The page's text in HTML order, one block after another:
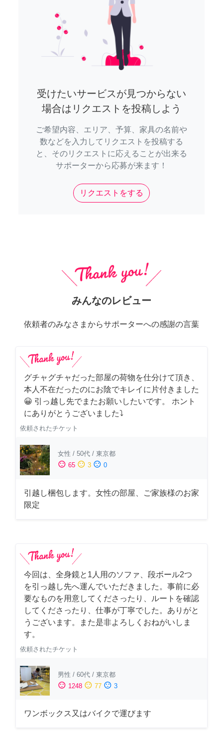
受けたいサービスが見つからない
場合はリクエストを投稿しよう
ご希望内容、エリア、予算、家具の名前や
数などを入力してリクエストを投稿する
と、そのリクエストに応えることが出来る
サポーターから応募が来ます！
リクエストをする
みんなのレビュー
依頼者のみなさまからサポーターへの感謝の言葉
グチャグチャだった部屋の荷物を仕分けて頂き、
本人不在だったのにお陰でキレイに片付きました
😀 引っ越し先でまたお願いしたいです。 ホント
にありがとうございました⤵
依頼されたチケット
女性 / 50代 / 東京都
sentiment_satisfied 65 sentiment_neutral 3 sentiment_dissatisfied 0
引越し梱包します。女性の部屋、ご家族様のお家
限定
今回は、全身鏡と1人用のソファ、段ボール2つ
を引っ越し先へ運んでいただきました。事前に必
要なものを用意してくださったり、ルートを確認
してくださったり、仕事が丁寧でした。ありがと
うございます。また是非よろしくおねがいしま
す。
依頼されたチケット
男性 / 60代 / 東京都
sentiment_satisfied 1248 sentiment_neutral 77 sentiment_dissatisfied 3
ワンボックス又はバイクで運びます